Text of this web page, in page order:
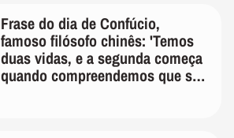
Frase do dia de Confúcio,
famoso filósofo chinês: 'Temos
duas vidas, e a segunda começa
quando compreendemos que só